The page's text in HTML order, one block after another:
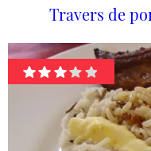
Travers de